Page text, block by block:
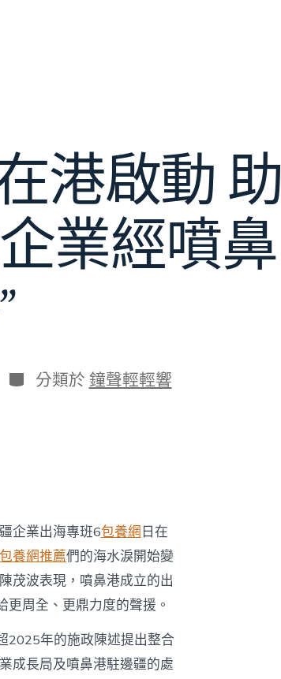
港啟動 助
業經噴鼻
分
類
分類於 鐘聲輕輕響
企業出海專班6包養網 日在
包養網推薦們的海水淚開始變
茂波表現，噴鼻港成立的出
更周全、更鼎力度的聲援。
年的施政陳述提出整合
成長局及噴鼻港駐邊疆的處